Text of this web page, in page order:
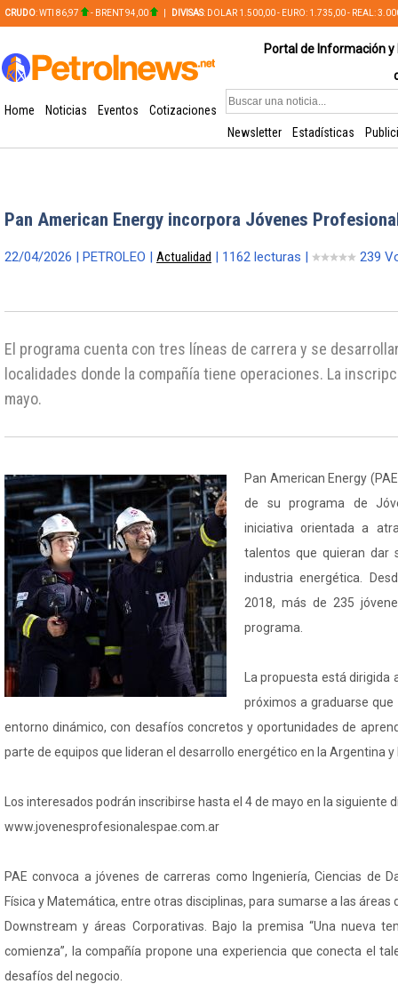
CRUDO: WTI 86,97 - BRENT 94,00 DIVISAS: DOLAR 1.500,00 - EURO: 1.735,00 - REAL:
Portal de Información
Home Noticias Eventos
Cotizaciones
Newsletter
Estadísticas
Pan American Energy incorpora Jóvenes
22/04/2026 | PETROLEO | Actualidad | 1162 lecturas | 239
El programa cuenta con tres líneas de carrera y se
localidades donde la compañía tiene operaciones. La
mayo.
Pan American Energy
de su programa de
iniciativa orientada a
talentos que quieran dar
industria energética.
2018, más de 235
programa.
La propuesta está
próximos a graduarse
entorno dinámico, con desafíos concretos y oportunidades de
parte de equipos que lideran el desarrollo energético en la Argentina y
Los interesados podrán inscribirse hasta el 4 de mayo en la siguiente
www.jovenesprofesionalespae.com.ar
PAE convoca a jóvenes de carreras como Ingeniería, Ciencias de
Física y Matemática, entre otras disciplinas, para sumarse a las áreas
Downstream y áreas Corporativas. Bajo la premisa “Una nueva
comienza”, la compañía propone una experiencia que conecta el
desafíos del negocio.